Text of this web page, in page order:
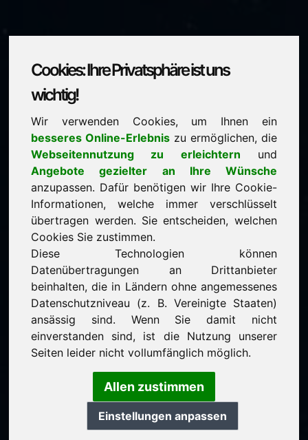
Cookies: Ihre Privatsphäre ist uns
wichtig!
Wir verwenden Cookies, um Ihnen ein
besseres Online-Erlebnis zu ermöglichen, die
Webseitennutzung zu erleichtern und
Angebote gezielter an Ihre Wünsche
anzupassen. Dafür benötigen wir Ihre Cookie-
Informationen, welche immer verschlüsselt
übertragen werden. Sie entscheiden, welchen
Cookies Sie zustimmen.
Diese Technologien können
Datenübertragungen an Drittanbieter
beinhalten, die in Ländern ohne angemessenes
Datenschutzniveau (z. B. Vereinigte Staaten)
ansässig sind. Wenn Sie damit nicht
einverstanden sind, ist die Nutzung unserer
Seiten leider nicht vollumfänglich möglich.
Allen zustimmen
Einstellungen anpassen
steht zum Verkauf
Preis: 2.500,00 Euro(exkl. MwSt.)
NEU
Attraktive Domain-Alternativen direkt auf Find-Your-
Domain.eu
garantierter Bestpreis durch Direkterwerb
serviceorientierte Kaufabwicklung
persönlicher Ansprechpartner